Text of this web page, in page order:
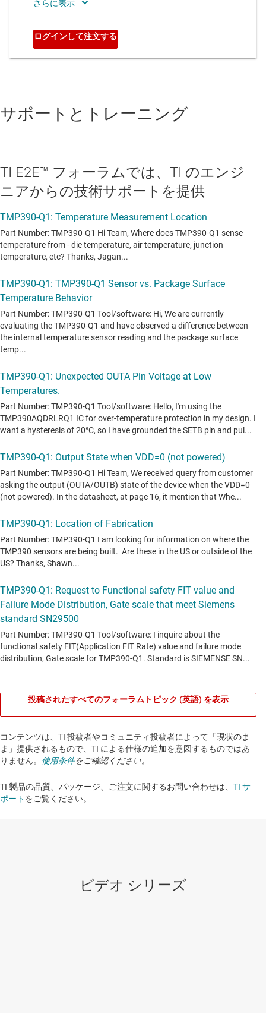
サポートとトレーニング
TI E2E™ フォーラムでは、TI のエンジ
ニアからの技術サポートを提供
投稿されたすべてのフォーラムトピック (英語) を表示
コンテンツは、TI 投稿者やコミュニティ投稿者によって「現状のま
ま」提供されるもので、TI による仕様の追加を意図するものではあ
りません。 使用条件をご確認ください。
TI 製品の品質、パッケージ、ご注文に関するお問い合わせは、 TI サ
ポート をご覧ください。​​​​​​​​​​​​​​
ビデオ シリーズ